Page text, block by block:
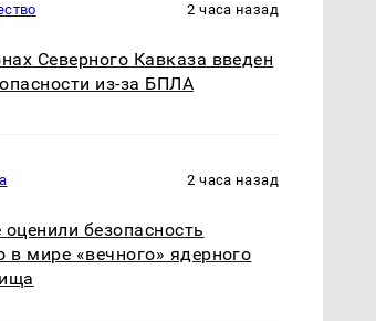
список
криптомиллионера
2 часа назад
Северного Кавказа введен
из-за БПЛА
2 часа назад
безопасность
в мире «вечного» ядерного